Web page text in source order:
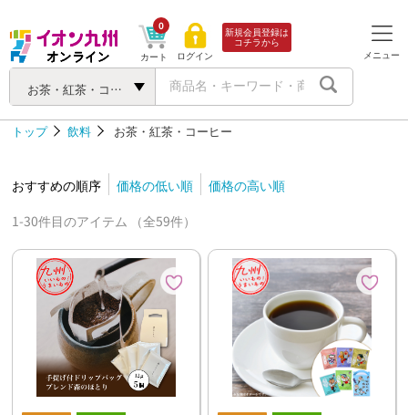
お茶・紅茶・コーヒー
カート
0
ログイン
新規会員登録は
コチラから
メニュー
トップ 飲料 お茶・紅茶・コーヒー
おすすめの順序 価格の低い順
価格の高い順
1-30件目のアイテム （全59件）